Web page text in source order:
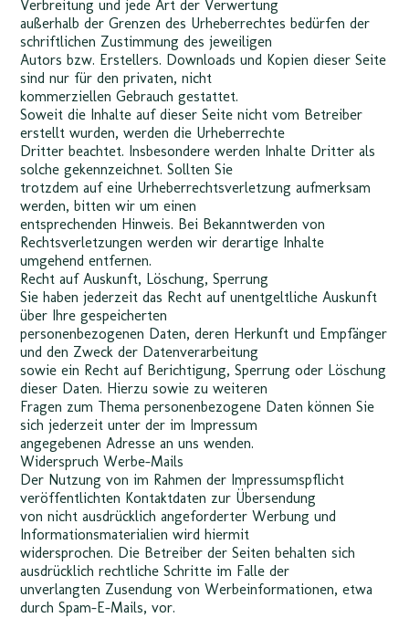
Verbreitung und jede Art der Verwertung
außerhalb der Grenzen des Urheberrechtes bedürfen der
schriftlichen Zustimmung des jeweiligen
Autors bzw. Erstellers. Downloads und Kopien dieser Seite
sind nur für den privaten, nicht
kommerziellen Gebrauch gestattet.
Soweit die Inhalte auf dieser Seite nicht vom Betreiber
erstellt wurden, werden die Urheberrechte
Dritter beachtet. Insbesondere werden Inhalte Dritter als
solche gekennzeichnet. Sollten Sie
trotzdem auf eine Urheberrechtsverletzung aufmerksam
werden, bitten wir um einen
entsprechenden Hinweis. Bei Bekanntwerden von
Rechtsverletzungen werden wir derartige Inhalte
umgehend entfernen.
Recht auf Auskunft, Löschung, Sperrung
Sie haben jederzeit das Recht auf unentgeltliche Auskunft
über Ihre gespeicherten
personenbezogenen Daten, deren Herkunft und Empfänger
und den Zweck der Datenverarbeitung
sowie ein Recht auf Berichtigung, Sperrung oder Löschung
dieser Daten. Hierzu sowie zu weiteren
Fragen zum Thema personenbezogene Daten können Sie
sich jederzeit unter der im Impressum
angegebenen Adresse an uns wenden.
Widerspruch Werbe-Mails
Der Nutzung von im Rahmen der Impressumspflicht
veröffentlichten Kontaktdaten zur Übersendung
von nicht ausdrücklich angeforderter Werbung und
Informationsmaterialien wird hiermit
widersprochen. Die Betreiber der Seiten behalten sich
ausdrücklich rechtliche Schritte im Falle der
unverlangten Zusendung von Werbeinformationen, etwa
durch Spam-E-Mails, vor.